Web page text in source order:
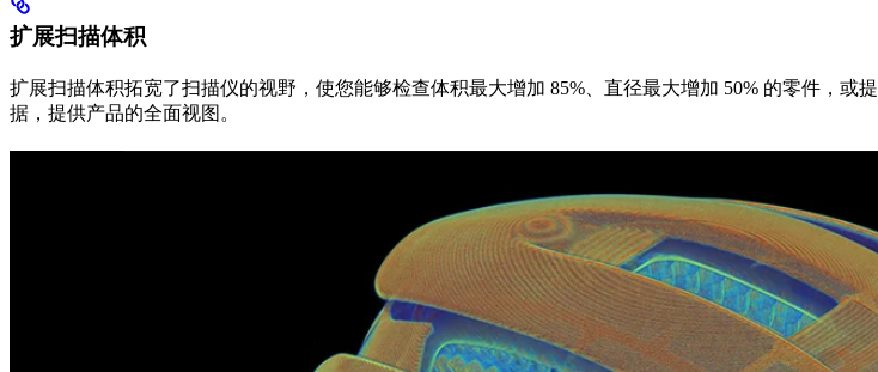
扩展扫描体积
扩展扫描体积拓宽了扫描仪的视野，使您能够检查体积最大增加 85%、直径最大增加 50% 的零件，
据，提供产品的全面视图。